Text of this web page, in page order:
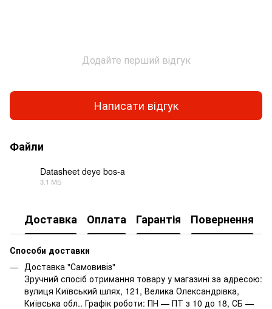
Додайте перший відгук
Написати відгук
Файли
Datasheet deye bos-a
3.1 МБ
Доставка Оплата Гарантія Повернення
Способи доставки
Доставка "Самовивіз"
Зручний спосіб отримання товару у магазині за адресою:
вулиця Київський шлях, 121, Велика Олександрівка,
Київська обл.. Графік роботи: ПН — ПТ з 10 до 18, СБ —